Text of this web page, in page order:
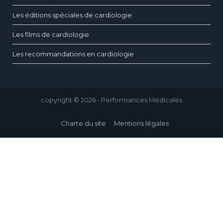
Les éditions spéciales de cardiologie
Les films de cardiologie
Les recommandations en cardiologie
copyright © 2026 • Performances Médicales
Charte du site Mentions légales